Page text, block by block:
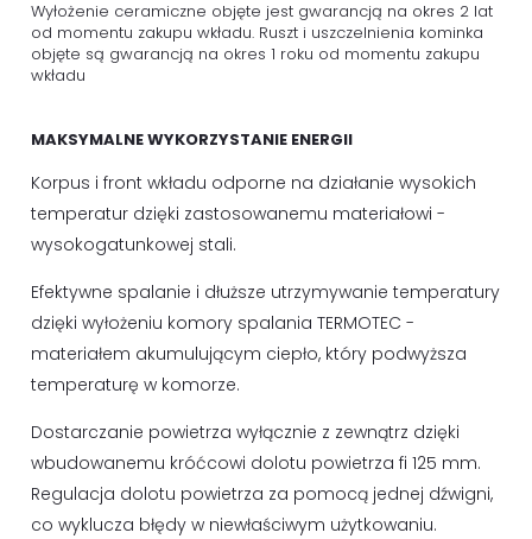
Wyłożenie ceramiczne objęte jest gwarancją na okres 2 lat
od momentu zakupu wkładu. Ruszt i uszczelnienia kominka
objęte są gwarancją na okres 1 roku od momentu zakupu
wkładu
MAKSYMALNE WYKORZYSTANIE ENERGII
Korpus i front wkładu odporne na działanie wysokich
temperatur dzięki zastosowanemu materiałowi -
wysokogatunkowej stali.
Efektywne spalanie i dłuższe utrzymywanie temperatury
dzięki wyłożeniu komory spalania TERMOTEC -
materiałem akumulującym ciepło, który podwyższa
temperaturę w komorze.
Dostarczanie powietrza wyłącznie z zewnątrz dzięki
wbudowanemu króćcowi dolotu powietrza fi 125 mm.
Regulacja dolotu powietrza za pomocą jednej dźwigni,
co wyklucza błędy w niewłaściwym użytkowaniu.